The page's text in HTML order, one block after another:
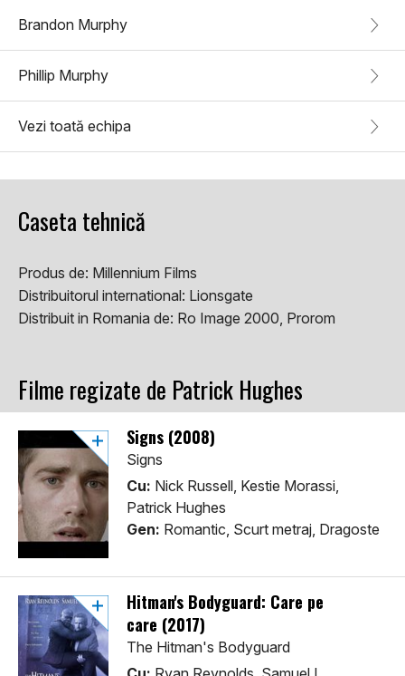
Brandon Murphy
Phillip Murphy
Vezi toată echipa
Caseta tehnică
Produs de: Millennium Films
Distribuitorul international: Lionsgate
Distribuit in Romania de: Ro Image 2000, Prorom
Filme regizate de Patrick Hughes
Signs (2008)
Signs
Cu: Nick Russell, Kestie Morassi,
Patrick Hughes
Gen: Romantic, Scurt metraj, Dragoste
Hitman's Bodyguard: Care pe
care (2017)
The Hitman's Bodyguard